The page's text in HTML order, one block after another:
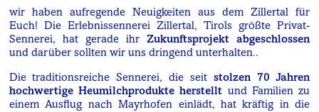
wir haben aufregende Neuigkeiten aus dem Zillertal für
Euch! Die Erlebnissennerei Zillertal, Tirols größte Privat-
Sennerei, hat gerade ihrZukunftsprojekt abgeschlossen
und darüber sollten wir uns dringend unterhalten..
Die traditionsreiche Sennerei, die seit stolzen 70 Jahren
hochwertige Heumilchprodukte herstellt und Familien zu
einem Ausflug nach Mayrhofen einlädt, hat kräftig in die